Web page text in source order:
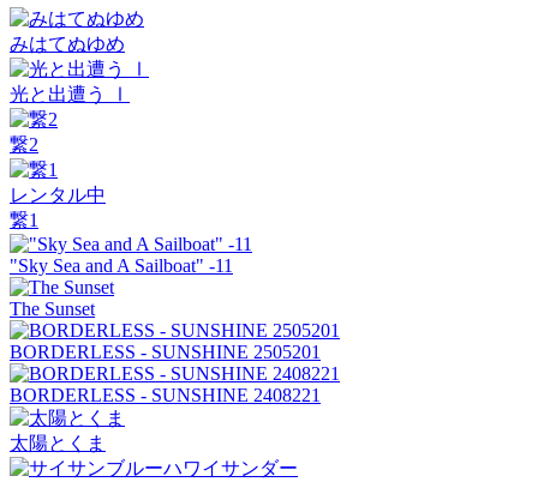
みはてぬゆめ
光と出遭う Ⅰ
繋2
レンタル中
繋1
"Sky Sea and A Sailboat" -11
The Sunset
BORDERLESS - SUNSHINE 2505201
BORDERLESS - SUNSHINE 2408221
太陽とくま